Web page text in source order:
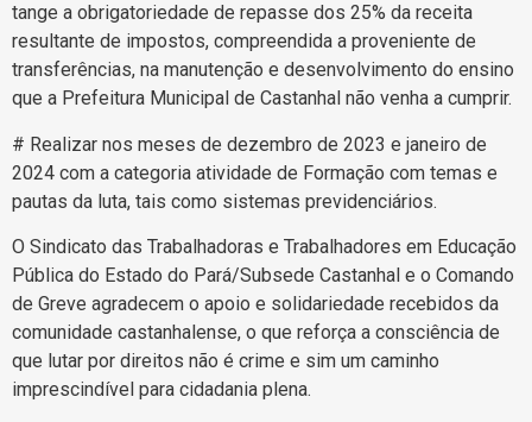
tange a obrigatoriedade de repasse dos 25% da receita
resultante de impostos, compreendida a proveniente de
transferências, na manutenção e desenvolvimento do ensino
que a Prefeitura Municipal de Castanhal não venha a cumprir.
# Realizar nos meses de dezembro de 2023 e janeiro de
2024 com a categoria atividade de Formação com temas e
pautas da luta, tais como sistemas previdenciários.
O Sindicato das Trabalhadoras e Trabalhadores em Educação
Pública do Estado do Pará/Subsede Castanhal e o Comando
de Greve agradecem o apoio e solidariedade recebidos da
comunidade castanhalense, o que reforça a consciência de
que lutar por direitos não é crime e sim um caminho
imprescindível para cidadania plena.